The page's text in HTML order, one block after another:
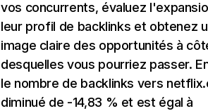
vos concurrents, évaluez
leur profil de backlinks et obtenez
image claire des opportunités à
desquelles vous pourriez passer.
le nombre de backlinks vers
diminué de -14,83 % et est égal à